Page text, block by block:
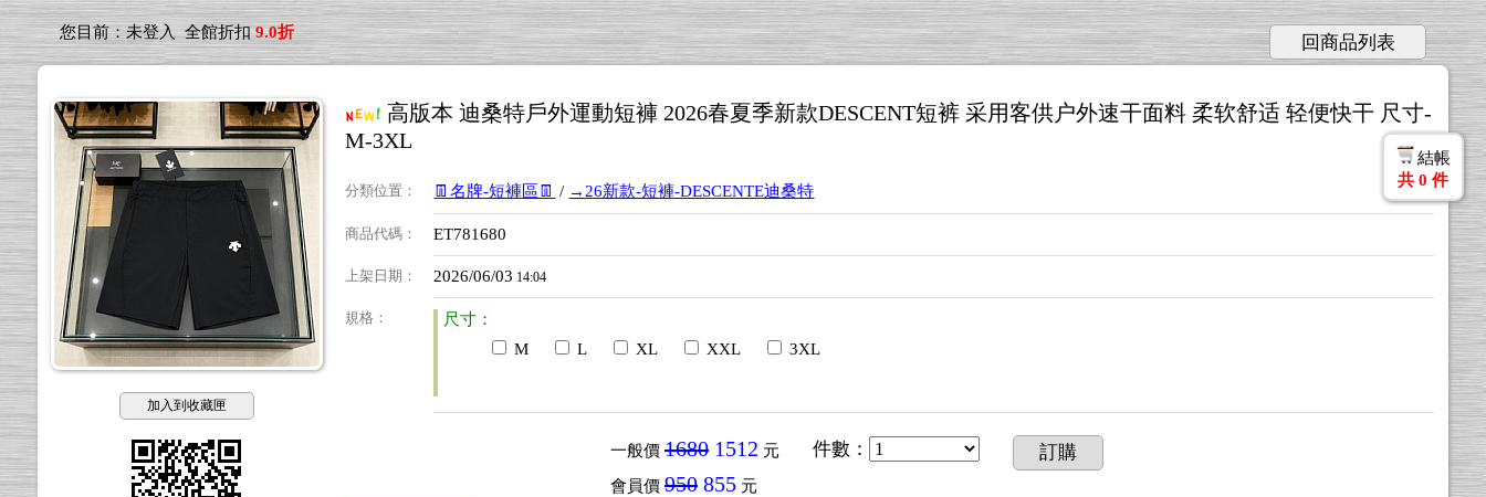
您目前：未登入 全館折扣 9.0折 回商品列表
加入到收藏匣
高版本 迪桑特戶外運動短褲 2026春夏季新款DESCENT短裤 采用客供户外速干面料 柔软舒适 轻便快干 尺寸-
M-3XL
分類位置 ： 👖名牌-短褲區👖 / →26新款-短褲-DESCENTE迪桑特
商品代碼 ： ET781680
上架日期 ： 2026/06/03 14:04
規格 ：
尺寸：
M
L XL XXL 3XL
一般價 16801512 元
會員價 950855元
件數 ： 訂購
結帳
共 0 件